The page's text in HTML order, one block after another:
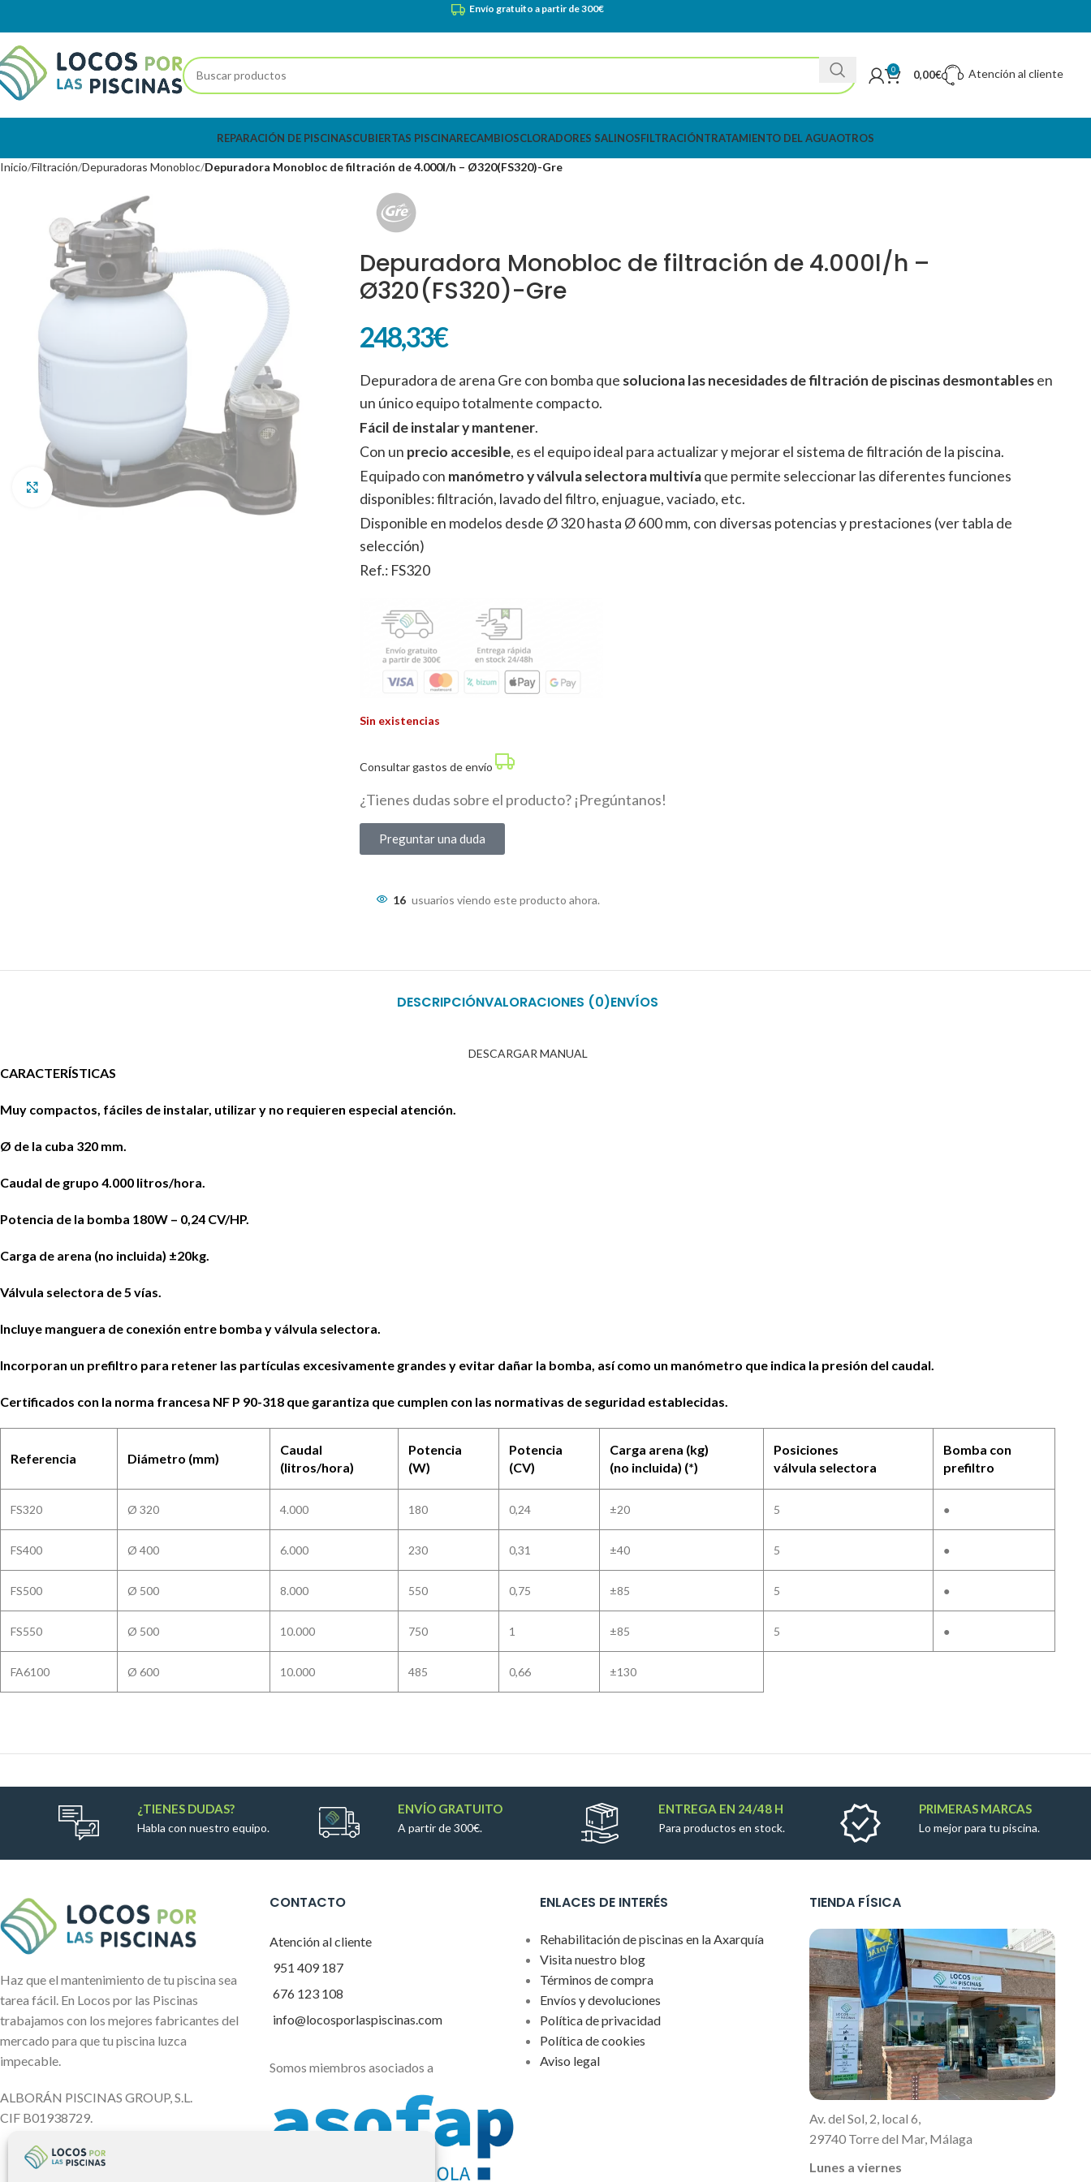
Envío gratuito a partir de 300€
0 0,00€ Atención al cliente
REPARACIÓN DE PISCINASCUBIERTAS PISCINARECAMBIOSCLORADORES SALINOSFILTRACIÓNTRATAMIENTO DEL AGUAOTROS
Inicio Filtración Depuradoras Monobloc Depuradora Monobloc de filtración de 4.000l/h – Ø320(FS320)-Gre
Clic para ampliar
Depuradora Monobloc de filtración de 4.000l/h –
Ø320(FS320)-Gre
248,33€
Depuradora de arena Gre con bomba que soluciona las necesidades de filtración de piscinas desmontablesen
un único equipo totalmente compacto.
Fácil de instalar y mantener.
Con un precio accesible, es el equipo ideal para actualizar y mejorar el sistema de filtración de la piscina.
Equipado con manómetro y válvula selectora multivíaque permite seleccionar las diferentes funciones
disponibles: filtración, lavado del filtro, enjuague, vaciado, etc.
Disponible en modelos desde Ø 320 hasta Ø 600 mm, con diversas potencias y prestaciones (ver tabla de
selección)
Ref.: FS320
Sin existencias
Consultar gastos de envío
¿Tienes dudas sobre el producto? ¡Pregúntanos!
Preguntar una duda
16 usuarios viendo este producto ahora.
DESCRIPCIÓNVALORACIONES (0)ENVÍOS
DESCARGAR MANUAL
CARACTERÍSTICAS
Muy compactos, fáciles de instalar, utilizar y no requieren especial atención.
Ø de la cuba 320 mm.
Caudal de grupo 4.000 litros/hora.
Potencia de la bomba 180W – 0,24 CV/HP.
Carga de arena (no incluida) ±20kg.
Válvula selectora de 5 vías.
Incluye manguera de conexión entre bomba y válvula selectora.
Incorporan un prefiltro para retener las partículas excesivamente grandes y evitar dañar la bomba, así como un manómetro que indica la presión del caudal.
Certificados con la norma francesa NF P 90-318 que garantiza que cumplen con las normativas de seguridad establecidas.
Referencia Diámetro (mm)
Caudal
(litros/hora)
Potencia
(W)
Potencia
(CV)
Carga arena (kg)
(no incluida) (*)
Posiciones
válvula selectora
Bomba con
prefiltro
FS320 Ø 320 4.000 180 0,24 ±20 5 ●
FS400 Ø 400 6.000 230 0,31 ±40 5 ●
FS500 Ø 500 8.000 550 0,75 ±85 5 ●
FS550 Ø 500 10.000 750 1 ±85 5 ●
FA6100 Ø 600 10.000 485 0,66 ±130
¿TIENES DUDAS?
Habla con nuestro equipo.
ENVÍO GRATUITO
A partir de 300€.
ENTREGA EN 24/48 H
Para productos en stock.
PRIMERAS MARCAS
Lo mejor para tu piscina.
Haz que el mantenimiento de tu piscina sea
tarea fácil. En Locos por las Piscinas
trabajamos con los mejores fabricantes del
mercado para que tu piscina luzca
impecable.
ALBORÁN PISCINAS GROUP, S.L.
CIF B01938729.
CONTACTO
Atención al cliente
951 409 187
676 123 108
info@locosporlaspiscinas.com
Somos miembros asociados a
ENLACES DE INTERÉS
Rehabilitación de piscinas en la Axarquía
Visita nuestro blog
Términos de compra
Envíos y devoluciones
Política de privacidad
Política de cookies
Aviso legal
TIENDA FÍSICA
Av. del Sol, 2, local 6,
29740 Torre del Mar, Málaga
Lunes a viernes